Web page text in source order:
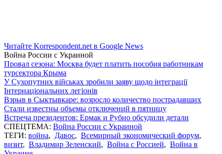
Читайте Korrespondent.net в Google News
Война России с Украиной
Провал сезона: Москва будет платить пособия работникам
турсектора Крыма
У Сухопутних військах зробили заяву щодо інтеграції
Інтернаціональних легіонів
Взрыв в Сыктывкаре: возросло количество пострадавших
Стали известны объемы отключений в пятницу
Встреча президентов: Ермак и Рубио обсудили детали
СПЕЦТЕМА: Война России с Украиной
ТЕГИ: война, Давос, Всемирный экономический форум,
визит, Владимир Зеленский, Война с Россией, Война в